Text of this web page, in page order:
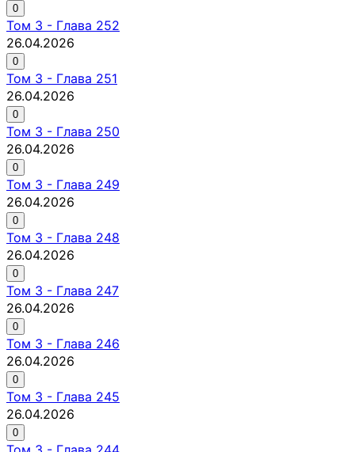
0
Том 3 - Глава 252
26.04.2026
0
Том 3 - Глава 251
26.04.2026
0
Том 3 - Глава 250
26.04.2026
0
Том 3 - Глава 249
26.04.2026
0
Том 3 - Глава 248
26.04.2026
0
Том 3 - Глава 247
26.04.2026
0
Том 3 - Глава 246
26.04.2026
0
Том 3 - Глава 245
26.04.2026
0